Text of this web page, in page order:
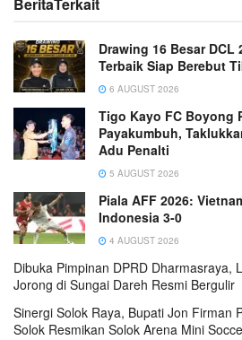
BeritaTerkait
Drawing 16 Besar DCL
Terbaik Siap Berebut
6 AUGUST 2026
Tigo Kayo FC Boyong
Payakumbuh,
Adu Penalti
5 AUGUST 2026
Piala AFF 2026:
Indonesia 3-0
4 AUGUST 2026
Dibuka Pimpinan DPRD Dharmasraya,
Jorong di Sungai Dareh Resmi Bergulir
Sinergi Solok Raya, Bupati Jon Firman
Solok Resmikan Solok Arena Mini